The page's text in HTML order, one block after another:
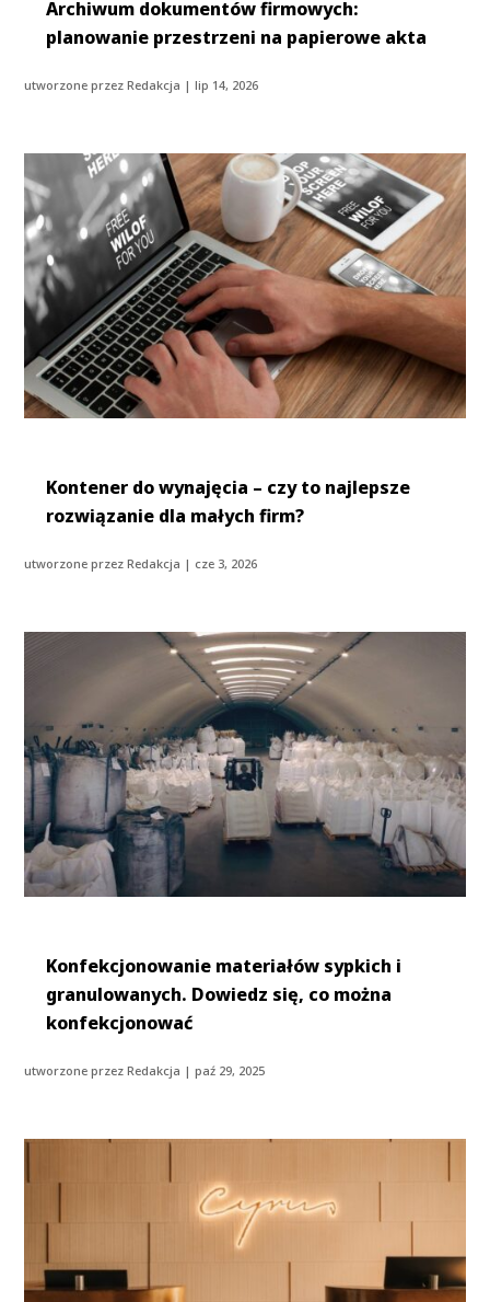
Archiwum dokumentów firmowych:
planowanie przestrzeni na papierowe akta
utworzone przezRedakcja |lip 14, 2026
Kontener do wynajęcia – czy to najlepsze
rozwiązanie dla małych firm?
utworzone przezRedakcja | cze 3, 2026
Konfekcjonowanie materiałów sypkich i
granulowanych. Dowiedz się, co można
konfekcjonować
utworzone przezRedakcja |paź 29, 2025